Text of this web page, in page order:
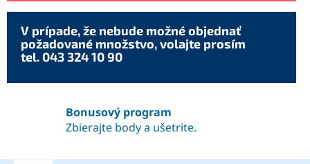
V prípade, že nebude možné objednať
požadované množstvo, volajte prosím
tel. 043 324 10 90
Bonusový program
Zbierajte body a ušetrite.